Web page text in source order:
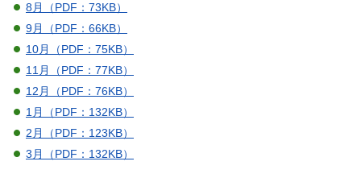
8月（PDF：73KB）
9月（PDF：66KB）
10月（PDF：75KB）
11月（PDF：77KB）
12月（PDF：76KB）
1月（PDF：132KB）
2月（PDF：123KB）
3月（PDF：132KB）